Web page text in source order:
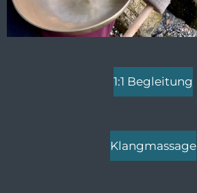
1:1 Begleitung
Klangmassage